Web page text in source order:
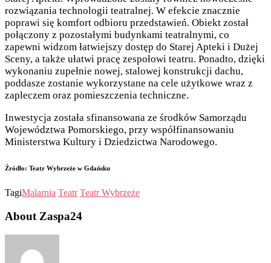
rozwiązania technologii teatralnej. W efekcie znacznie
poprawi się komfort odbioru przedstawień. Obiekt został
połączony z pozostałymi budynkami teatralnymi, co
zapewni widzom łatwiejszy dostęp do Starej Apteki i Dużej
Sceny, a także ułatwi pracę zespołowi teatru. Ponadto, dzięki
wykonaniu zupełnie nowej, stalowej konstrukcji dachu,
poddasze zostanie wykorzystane na cele użytkowe wraz z
zapleczem oraz pomieszczenia techniczne.
Inwestycja została sfinansowana ze środków Samorządu
Województwa Pomorskiego, przy współfinansowaniu
Ministerstwa Kultury i Dziedzictwa Narodowego.
Źródło: Teatr Wybrzeże w Gdańsku
TagiMalarnia Teatr Teatr Wybrzeże
About Zaspa24